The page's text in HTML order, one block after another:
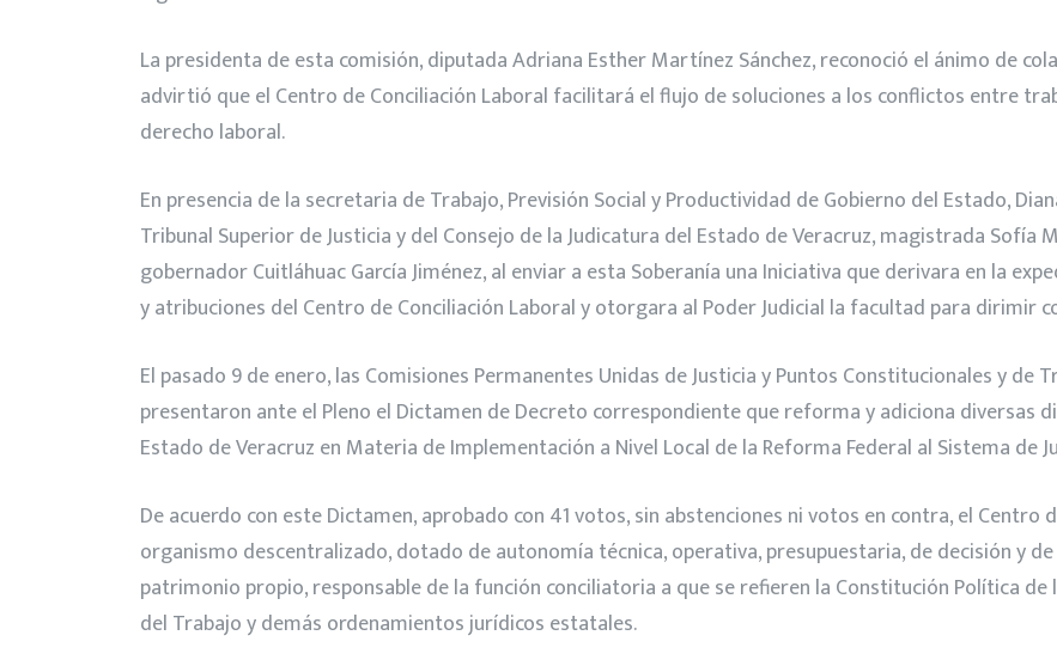
La presidenta de esta comisión, diputada Adriana Esther Martínez Sánchez, reconoció el ánimo de
advirtió que el Centro de Conciliación Laboral facilitará el flujo de soluciones a los conflictos entre
derecho laboral.
En presencia de la secretaria de Trabajo, Previsión Social y Productividad de Gobierno del Estado,
Tribunal Superior de Justicia y del Consejo de la Judicatura del Estado de Veracruz, magistrada Sofía
gobernador Cuitláhuac García Jiménez, al enviar a esta Soberanía una Iniciativa que derivara en la
y atribuciones del Centro de Conciliación Laboral y otorgara al Poder Judicial la facultad para dirimir
El pasado 9 de enero, las Comisiones Permanentes Unidas de Justicia y Puntos Constitucionales y de
presentaron ante el Pleno el Dictamen de Decreto correspondiente que reforma y adiciona diversas
Estado de Veracruz en Materia de Implementación a Nivel Local de la Reforma Federal al Sistema de
De acuerdo con este Dictamen, aprobado con 41 votos, sin abstenciones ni votos en contra, el
organismo descentralizado, dotado de autonomía técnica, operativa, presupuestaria, de decisión y
patrimonio propio, responsable de la función conciliatoria a que se refieren la Constitución Política de
del Trabajo y demás ordenamientos jurídicos estatales.